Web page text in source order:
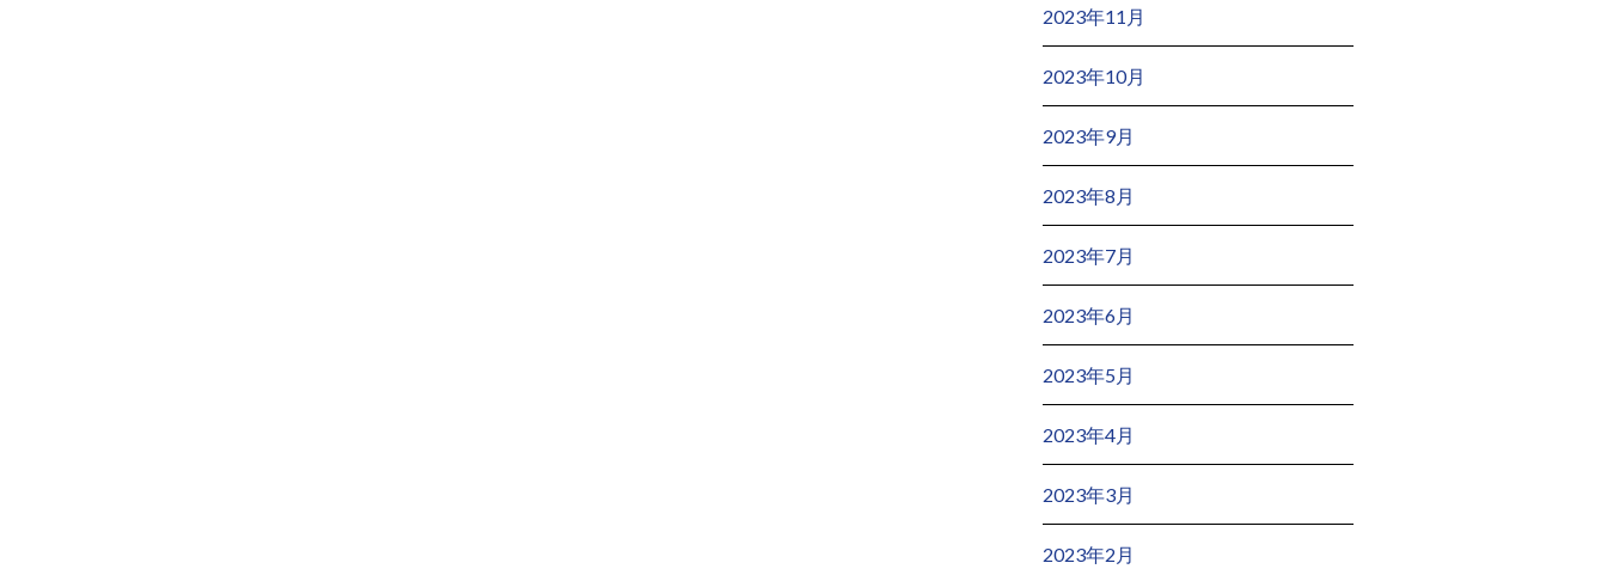
2023年11月
2023年10月
2023年9月
2023年8月
2023年7月
2023年6月
2023年5月
2023年4月
2023年3月
2023年2月